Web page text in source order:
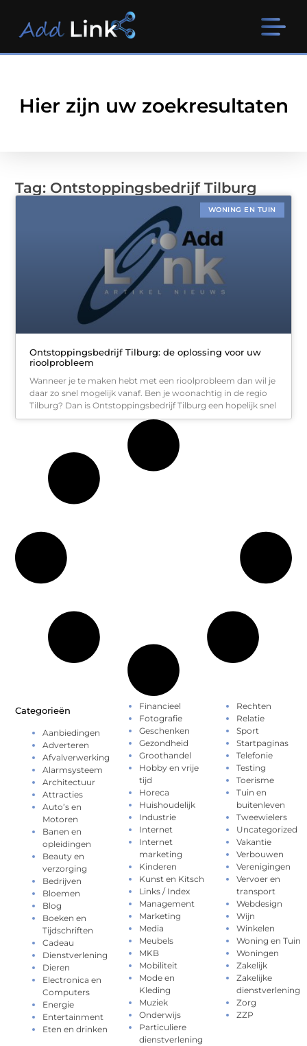
Hier zijn uw zoekresultaten
Tag: Ontstoppingsbedrijf Tilburg
WONING EN TUIN
Ontstoppingsbedrijf Tilburg: de oplossing voor uw
rioolprobleem
Wanneer je te maken hebt met een rioolprobleem dan wil je
daar zo snel mogelijk vanaf. Ben je woonachtig in de regio
Tilburg? Dan is Ontstoppingsbedrijf Tilburg een hopelijk snel
Categorieën
Aanbiedingen
Adverteren
Afvalverwerking
Alarmsysteem
Architectuur
Attracties
Auto’s en
Motoren
Banen en
opleidingen
Beauty en
verzorging
Bedrijven
Bloemen
Blog
Boeken en
Tijdschriften
Cadeau
Dienstverlening
Dieren
Electronica en
Computers
Energie
Entertainment
Eten en drinken
Financieel
Fotografie
Geschenken
Gezondheid
Groothandel
Hobby en vrije
tijd
Horeca
Huishoudelijk
Industrie
Internet
Internet
marketing
Kinderen
Kunst en Kitsch
Links / Index
Management
Marketing
Media
Meubels
MKB
Mobiliteit
Mode en
Kleding
Muziek
Onderwijs
Particuliere
dienstverlening
Rechten
Relatie
Sport
Startpaginas
Telefonie
Testing
Toerisme
Tuin en
buitenleven
Tweewielers
Uncategorized
Vakantie
Verbouwen
Verenigingen
Vervoer en
transport
Webdesign
Wijn
Winkelen
Woning en Tuin
Woningen
Zakelijk
Zakelijke
dienstverlening
Zorg
ZZP